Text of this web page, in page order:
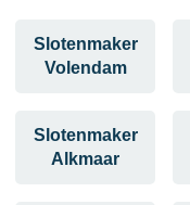
Slotenmaker
Volendam
Slotenmaker
Alkmaar